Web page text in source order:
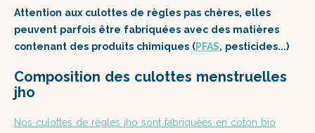
Attention aux culottes de règles pas chères, elles
peuvent parfois être fabriquées avec des matières
contenant des produits chimiques (PFAS, pesticides...)
Composition des culottes menstruelles
jho
Nos culottes de règles jho sont fabriquées en coton bio